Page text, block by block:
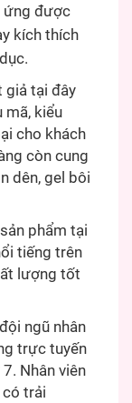
ứng được
kích thích
giả tại đây
mã, kiểu
cho khách
còn cung
dên, gel bôi
phẩm tại
tiếng trên
lượng tốt
ngũ nhân
trực tuyến
Nhân viên
có trải